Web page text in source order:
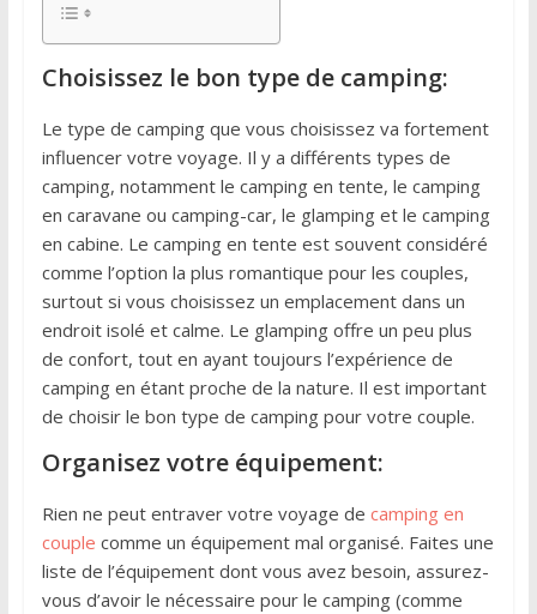
Choisissez le bon type de camping:
Le type de camping que vous choisissez va fortement
influencer votre voyage. Il y a différents types de
camping, notamment le camping en tente, le camping
en caravane ou camping-car, le glamping et le camping
en cabine. Le camping en tente est souvent considéré
comme l’option la plus romantique pour les couples,
surtout si vous choisissez un emplacement dans un
endroit isolé et calme. Le glamping offre un peu plus
de confort, tout en ayant toujours l’expérience de
camping en étant proche de la nature. Il est important
de choisir le bon type de camping pour votre couple.
Organisez votre équipement:
Rien ne peut entraver votre voyage de camping en
couple comme un équipement mal organisé. Faites une
liste de l’équipement dont vous avez besoin, assurez-
vous d’avoir le nécessaire pour le camping (comme